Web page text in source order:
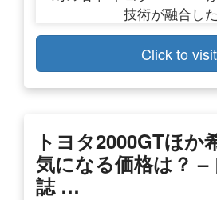
Click to visit
トヨタ2000GTほか
気になる価格は？ –
誌 …